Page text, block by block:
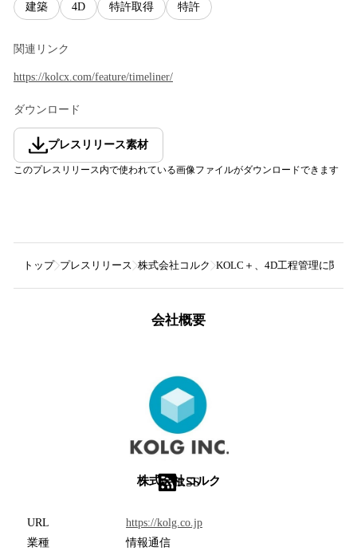
建築 4D 特許取得 特許
関連リンク
https://kolcx.com/feature/timeliner/
ダウンロード
プレスリリース素材
このプレスリリース内で使われている画像ファイルがダウンロードできます
トップ プレスリリース 株式会社コルク KOLC＋、4D工程管理に関す
会社概要
株式会社コルク
RSS
URL
https://kolg.co.jp
業種
情報通信